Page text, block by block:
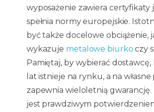
wyposażenie zawiera certyfikaty
spełnia normy europejskie.
być także docelowe obciążenie,
wykazuje metalowe biurko czy
Pamiętaj, by wybierać dostawcę,
lat istnieje na rynku, a na
zapewnia wieloletnią gwarancję.
jest prawdziwym